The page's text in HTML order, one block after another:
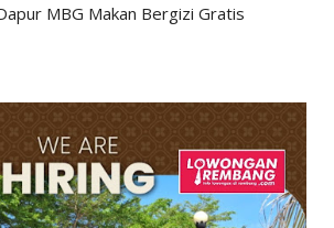
MBG Makan Bergizi Gratis